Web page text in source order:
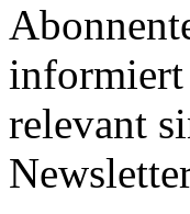
informiert
relevant